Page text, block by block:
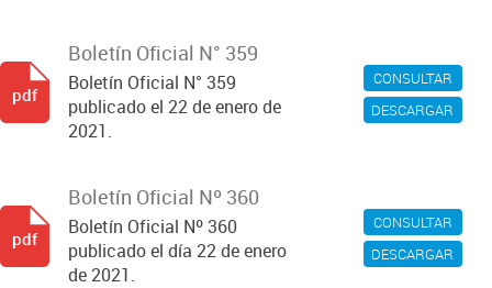
CONSULTAR
DESCARGAR
Boletín Oficial N° 359
Boletín Oficial N° 359
publicado el 22 de enero de
2021.
pdf
CONSULTAR
DESCARGAR
Boletín Oficial Nº 360
Boletín Oficial Nº 360
publicado el día 22 de enero
de 2021.
pdf